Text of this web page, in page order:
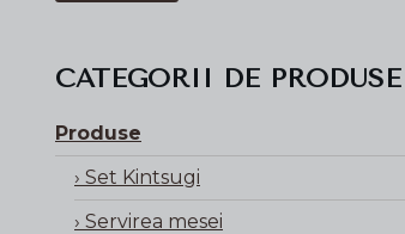
CATEGORII DE PRODUSE
Produse
Set Kintsugi
Servirea mesei